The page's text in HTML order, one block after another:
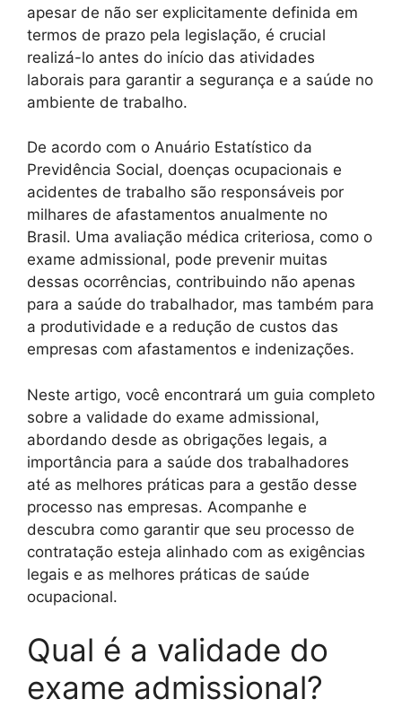
apesar de não ser explicitamente definida em
termos de prazo pela legislação, é crucial
realizá-lo antes do início das atividades
laborais para garantir a segurança e a saúde no
ambiente de trabalho.
De acordo com o Anuário Estatístico da
Previdência Social, doenças ocupacionais e
acidentes de trabalho são responsáveis por
milhares de afastamentos anualmente no
Brasil. Uma avaliação médica criteriosa, como o
exame admissional, pode prevenir muitas
dessas ocorrências, contribuindo não apenas
para a saúde do trabalhador, mas também para
a produtividade e a redução de custos das
empresas com afastamentos e indenizações.
Neste artigo, você encontrará um guia completo
sobre a validade do exame admissional,
abordando desde as obrigações legais, a
importância para a saúde dos trabalhadores
até as melhores práticas para a gestão desse
processo nas empresas. Acompanhe e
descubra como garantir que seu processo de
contratação esteja alinhado com as exigências
legais e as melhores práticas de saúde
ocupacional.
Qual é a validade do
exame admissional?